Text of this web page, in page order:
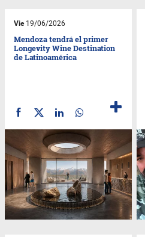
Vie19/06/2026
Mendoza tendrá el primer
Longevity Wine Destination
de Latinoamérica